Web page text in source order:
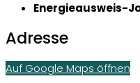
Energieausweis-
Adresse
Auf Google Maps öffnen